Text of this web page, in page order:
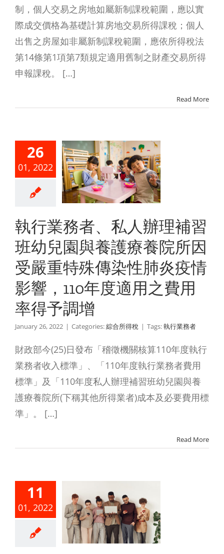
制，個人交易之房地如屬新制課稅範圍，應以實
際成交價格為基礎計算房地交易所得課稅；個人
出售之房屋如非屬新制課稅範圍，應依所得稅法
第14條第1項第7類規定適用舊制之財產交易所得
申報課稅。 […]
Read More
26
01, 2022
私人辦
與養護
院所因
重特殊
肺炎
影響，
度適用
用率得
調增
合所得稅
執行業務者、私人辦理補習
班幼兒園與養護療養院所因
受嚴重特殊傳染性肺炎疫情
影響，110年度適用之費用
率得予調增
January 26, 2022 | Categories:綜合所得稅 | Tags:執行業務者
財政部今(25)日發布「稽徵機關核算110年度執行
業務者收入標準」、「110年度執行業務者費用
標準」及「110年度私人辦理補習班幼兒園與養
護療養院所(下稱其他所得業者)成本及必要費用標
準」。 […]
Read More
11
01, 2022
義務人
活動
之摸彩
或獎